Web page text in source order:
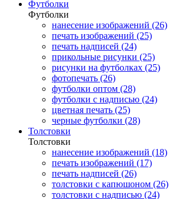
Футболки
Футболки
нанесение изображений (26)
печать изображений (25)
печать надписей (24)
прикольные рисунки (25)
рисунки на футболках (25)
фотопечать (26)
футболки оптом (28)
футболки с надписью (24)
цветная печать (25)
черные футболки (28)
Толстовки
Толстовки
нанесение изображений (18)
печать изображений (17)
печать надписей (26)
толстовки с капюшоном (26)
толстовки с надписью (24)